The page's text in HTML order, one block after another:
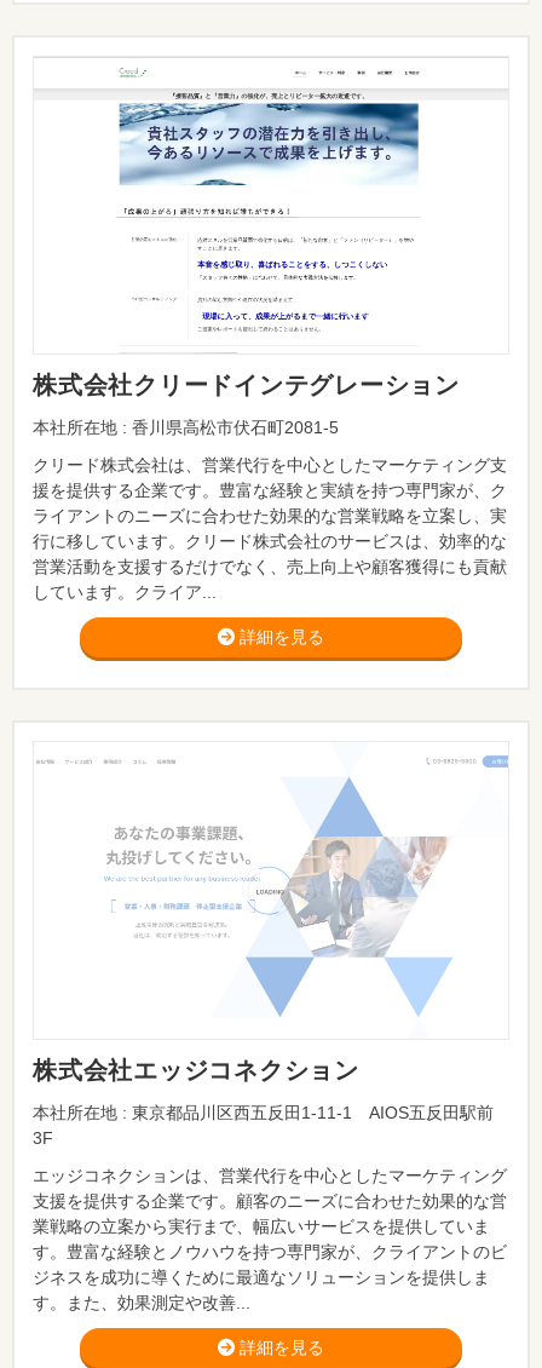
株式会社クリードインテグレーション
本社所在地 : 香川県高松市伏石町2081-5
クリード株式会社は、営業代行を中心としたマーケティング支
援を提供する企業です。豊富な経験と実績を持つ専門家が、ク
ライアントのニーズに合わせた効果的な営業戦略を立案し、実
行に移しています。クリード株式会社のサービスは、効率的な
営業活動を支援するだけでなく、売上向上や顧客獲得にも貢献
しています。クライア...
詳細を見る
株式会社エッジコネクション
本社所在地 : 東京都品川区西五反田1-11-1 AIOS五反田駅前
3F
エッジコネクションは、営業代行を中心としたマーケティング
支援を提供する企業です。顧客のニーズに合わせた効果的な営
業戦略の立案から実行まで、幅広いサービスを提供していま
す。豊富な経験とノウハウを持つ専門家が、クライアントのビ
ジネスを成功に導くために最適なソリューションを提供しま
す。また、効果測定や改善...
詳細を見る